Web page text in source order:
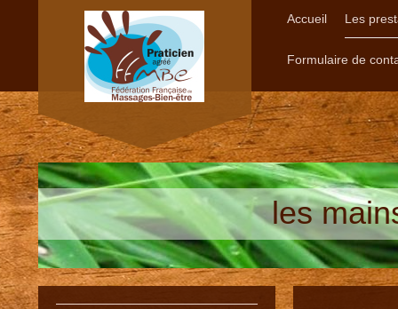
Accueil Les
Formulaire de
les